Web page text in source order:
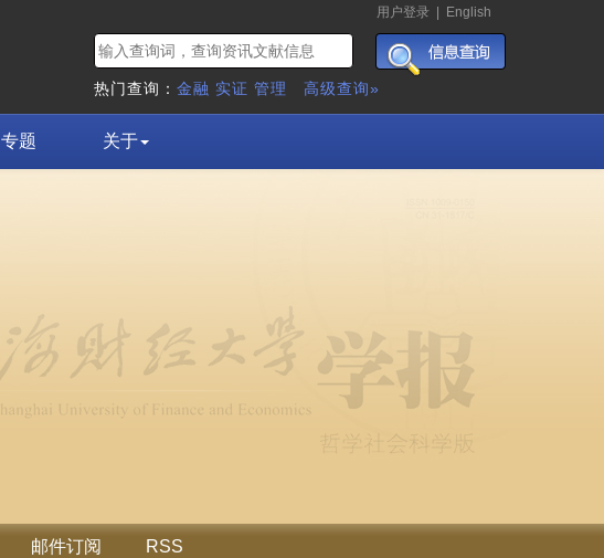
用户登录 English
热门查询： 金融 实证 管理 高级查询»
专题 关于
邮件订阅 RSS